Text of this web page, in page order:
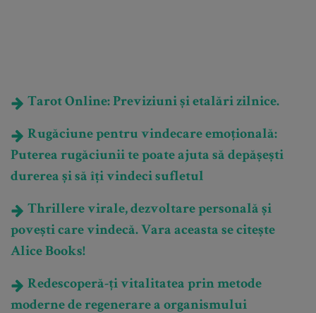
Tarot Online: Previziuni și etalări zilnice.
Rugăciune pentru vindecare emoțională:
Puterea rugăciunii te poate ajuta să depășești
durerea și să îți vindeci sufletul
Thrillere virale, dezvoltare personală și
povești care vindecă. Vara aceasta se citește
Alice Books!
Redescoperă-ți vitalitatea prin metode
moderne de regenerare a organismului